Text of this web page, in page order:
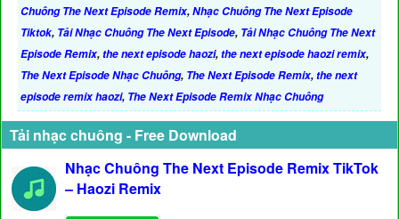
Chuông The Next Episode Remix,Nhạc Chuông The Next Episode
Tiktok, Tải Nhạc Chuông The Next Episode, Tải Nhạc Chuông The Next
Episode Remix,the next episode haozi,the next episode haozi remix,
The Next Episode Nhạc Chuông, The Next Episode Remix,the next
episode remix haozi, The Next Episode Remix Nhạc Chuông
Tải nhạc chuông - Free Download
Nhạc Chuông The Next Episode Remix TikTok
– Haozi Remix